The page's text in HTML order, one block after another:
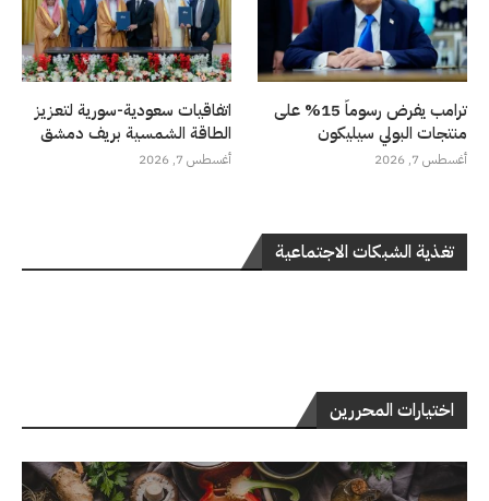
ترامب يفرض رسوماً 15% على
منتجات البولي سيليكون
أغسطس 7, 2026
اتفاقيات سعودية-سورية لتعزيز
الطاقة الشمسية بريف دمشق
أغسطس 7, 2026
تغذية الشبكات الاجتماعية
اختيارات المحررين